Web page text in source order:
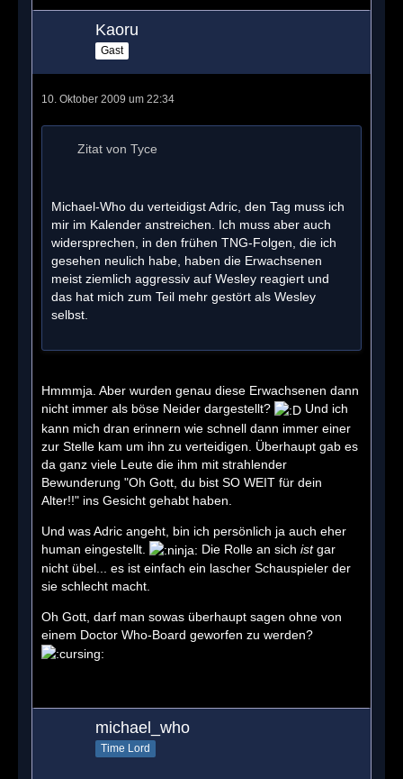
Kaoru
Gast
10. Oktober 2009 um 22:34
Zitat von Tyce
Michael-Who du verteidigst Adric, den Tag muss ich
mir im Kalender anstreichen. Ich muss aber auch
widersprechen, in den frühen TNG-Folgen, die ich
gesehen neulich habe, haben die Erwachsenen
meist ziemlich aggressiv auf Wesley reagiert und
das hat mich zum Teil mehr gestört als Wesley
selbst.
Hmmmja. Aber wurden genau diese Erwachsenen dann
nicht immer als böse Neider dargestellt?
Und ich
kann mich dran erinnern wie schnell dann immer einer
zur Stelle kam um ihn zu verteidigen. Überhaupt gab es
da ganz viele Leute die ihm mit strahlender
Bewunderung "Oh Gott, du bist SO WEIT für dein
Alter!!" ins Gesicht gehabt haben.
Und was Adric angeht, bin ich persönlich ja auch eher
human eingestellt.
Die Rolle an sich istgar
nicht übel... es ist einfach ein lascher Schauspieler der
sie schlecht macht.
Oh Gott, darf man sowas überhaupt sagen ohne von
einem Doctor Who-Board geworfen zu werden?
michael_who
Time Lord